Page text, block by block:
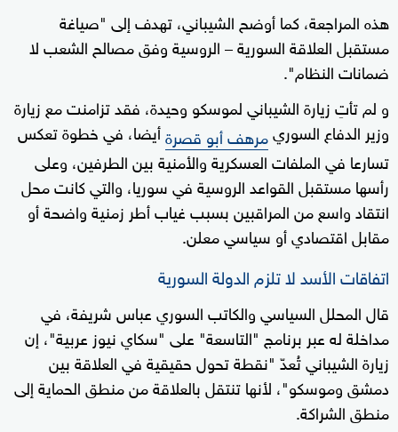
هذه المراجعة، كما أوضح الشيباني، تهدف إلى "صياغة
مستقبل العلاقة السورية – الروسية وفق مصالح الشعب لا
ضمانات النظام".
و لم تأتِ زيارة الشيباني لموسكو وحيدة، فقد تزامنت مع زيارة
وزير الدفاع السوريمرهف أبو قصرةأيضا، في خطوة تعكس
تسارعا في الملفات العسكرية والأمنية بين الطرفين، وعلى
رأسها مستقبل القواعد الروسية في سوريا، والتي كانت محل
انتقاد واسع من المراقبين بسبب غياب أطر زمنية واضحة أو
مقابل اقتصادي أو سياسي معلن.
اتفاقات الأسد لا تلزم الدولة السورية
قال المحلل السياسي والكاتب السوري عباس شريفة، في
مداخلة له عبر برنامج "التاسعة" على "سكاي نيوز عربية"، إن
زيارة الشيباني تُعدّ "نقطة تحول حقيقية في العلاقة بين
دمشق وموسكو"، لأنها تنتقل بالعلاقة من منطق الحماية إلى
منطق الشراكة.